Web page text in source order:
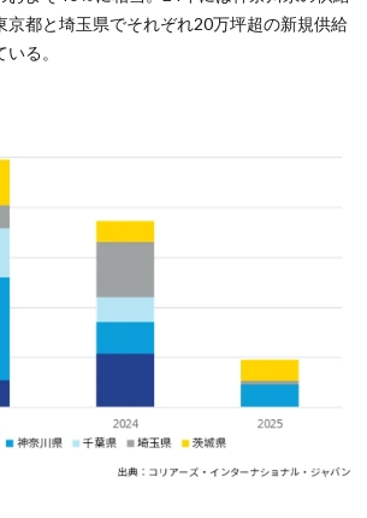
京都と埼玉県でそれぞれ20万坪超の新規供給
る。